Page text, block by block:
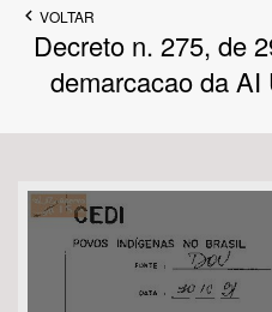
VOLTAR
Decreto n. 275, de
demarcacao da AI